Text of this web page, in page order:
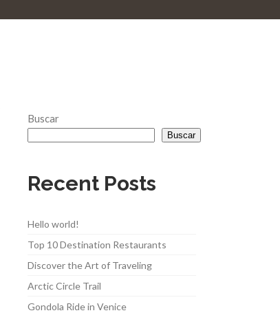
Buscar
Buscar
Recent Posts
Hello world!
Top 10 Destination Restaurants
Discover the Art of Traveling
Arctic Circle Trail
Gondola Ride in Venice